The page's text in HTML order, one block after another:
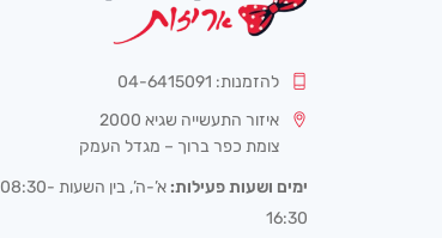
להזמנות: 04-6415091
איזור התעשייה שגיא 2000
צומת כפר ברוך – מגדל העמק
ימים ושעות פעילות:
א’-ה’, בין השעות 08:30-
16:30